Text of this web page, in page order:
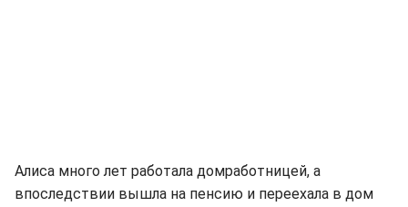
Алиса много лет работала домработницей, а
впоследствии вышла на пенсию и переехала в дом